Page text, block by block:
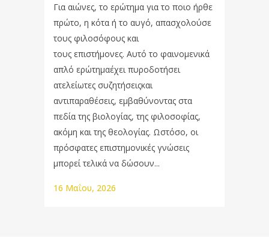
Για αιώνες, το ερώτημα για το ποιο ήρθε
πρώτο, η κότα ή το αυγό, απασχολούσε
τους φιλοσόφους και
τους επιστήμονες. Αυτό το φαινομενικά
απλό ερώτημαέχει πυροδοτήσει
ατελείωτες συζητήσειςκαι
αντιπαραθέσεις, εμβαθύνοντας στα
πεδία της βιολογίας, της φιλοσοφίας,
ακόμη και της θεολογίας. Ωστόσο, οι
πρόσφατες επιστημονικές γνώσεις
μπορεί τελικά να δώσουν...
16 Μαΐου, 2026